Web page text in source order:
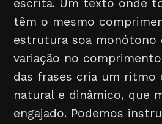
escrita. Um texto onde
têm o mesmo
estrutura soa monótono
variação no
das frases cria um ritmo
natural e dinâmico, que
engajado. Podemos